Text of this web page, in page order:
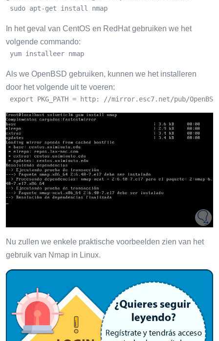
sudo apt-get install nmap
In het geval van CentOS en RedHat gebruiken we het
volgende commando:
yum installeer nmap
Als we OpenBSD gebruiken, kunnen we het installeren
door het volgende uit te voeren:
export PKG_PATH = http: //mirror.esc7.net/pub/
Nu zullen we enkele praktische voorbeelden zien van het
gebruik van Nmap in Linux.